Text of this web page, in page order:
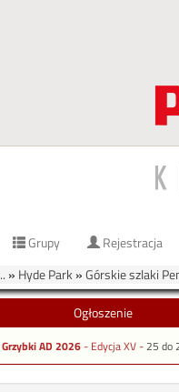
Grupy Rejestracja
» Hyde Park»Górskie szlaki
Ogłoszenie
AD 2026- Edycja XV -25 do